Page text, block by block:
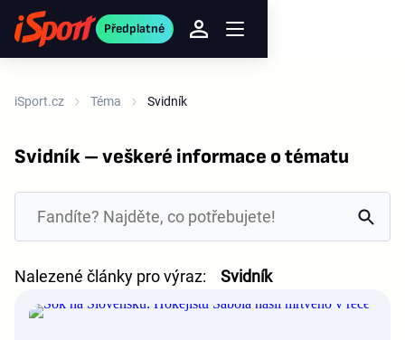
Předplatné
iSport.cz Téma Svidník
Svidník – veškeré informace o tématu
Nalezené články pro výraz: Svidník